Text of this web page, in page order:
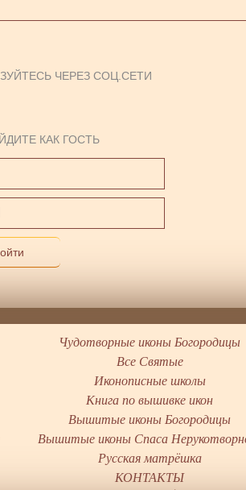
ЧЕРЕЗ СОЦ.СЕТИ
КАК ГОСТЬ
Чудотворные иконы Богородицы
Все Святые
Иконописные школы
Книга по вышивке икон
Вышитые иконы Богородицы
Вышитые иконы Спаса
Русская матрёшка
КОНТАКТЫ